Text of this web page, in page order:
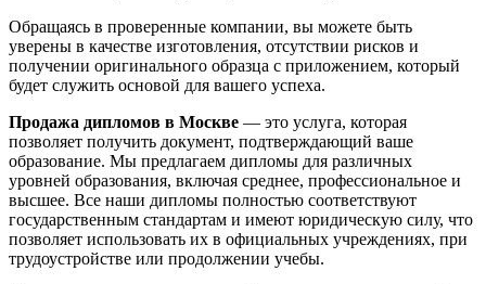
Обращаясь в проверенные компании, вы можете быть
уверены в качестве изготовления, отсутствии рисков и
получении оригинального образца с приложением, который
будет служить основой для вашего успеха.
Продажа дипломов в Москве — это услуга, которая
позволяет получить документ, подтверждающий ваше
образование. Мы предлагаем дипломы для различных
уровней образования, включая среднее, профессиональное и
высшее. Все наши дипломы полностью соответствуют
государственным стандартам и имеют юридическую силу, что
позволяет использовать их в официальных учреждениях, при
трудоустройстве или продолжении учебы.